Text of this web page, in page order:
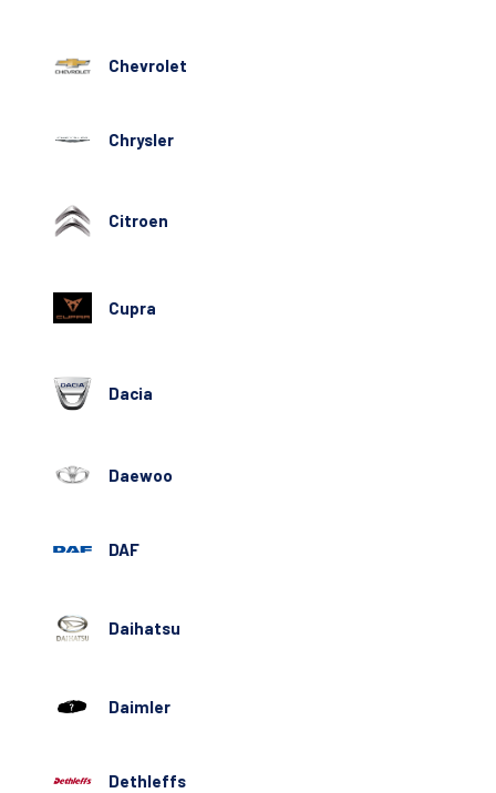
Chevrolet
Chrysler
Citroen
Cupra
Dacia
Daewoo
DAF
Daihatsu
Daimler
Dethleffs